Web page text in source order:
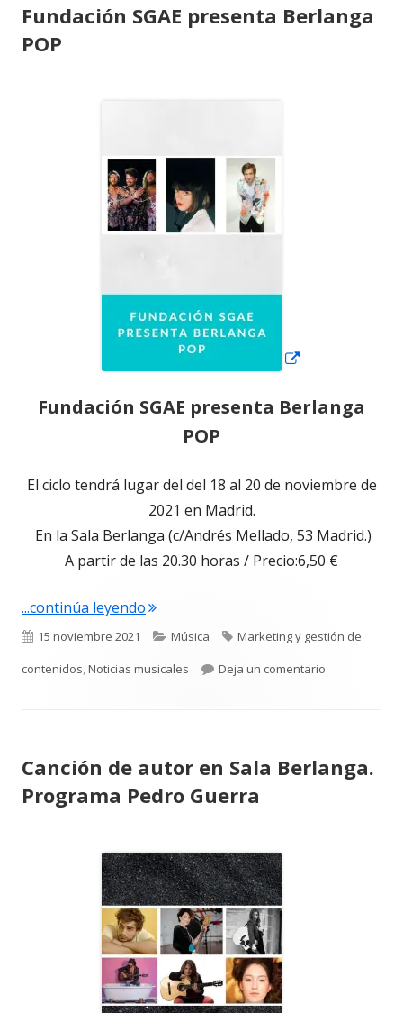
Fundación SGAE presenta Berlanga
POP
Fundación SGAE presenta Berlanga
POP
El ciclo tendrá lugar del del 18 al 20 de noviembre de
2021 en Madrid.
En la Sala Berlanga (c/Andrés Mellado, 53 Madrid.)
A partir de las 20.30 horas / Precio:6,50 €
...continúa leyendo"Fundación SGAE presenta Berlanga
Publicado
el
15 noviembre 2021 Categorías
Música Etiquetas
Marketing y gestión de
contenidos,Noticias musicales Deja un comentario
Canción de autor en Sala Berlanga.
Programa Pedro Guerra